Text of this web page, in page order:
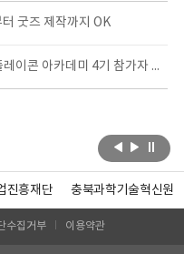
굿즈 제작까지 OK
충북콘텐츠코리아랩, 플레이콘 아카데미 4기 참가자 모집
진흥재단 충북과학기술혁신원
수집거부 이용약관